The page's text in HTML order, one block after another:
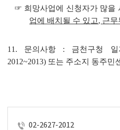
☞ 희망사업에 신청자가 많을
업에 배치될 수 있고, 근무
11. 문의사항 : 금천구청 일
2012~2013) 또는 주소지 동주민
02-2627-2012